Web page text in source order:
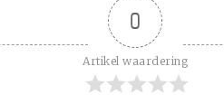
0
Artikel waardering